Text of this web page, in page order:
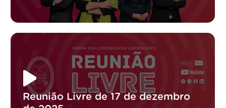
Reunião Livre de 17 de dezembro